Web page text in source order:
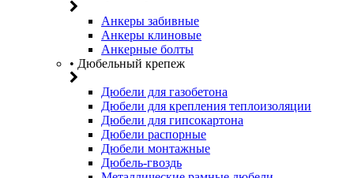
Анкеры забивные
Анкеры клиновые
Анкерные болты
• Дюбельный крепеж
Дюбели для газобетона
Дюбели для крепления теплоизоляции
Дюбели для гипсокартона
Дюбели распорные
Дюбели монтажные
Дюбель-гвоздь